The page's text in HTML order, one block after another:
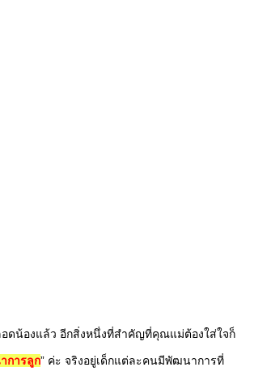
ดน้องแล้ว อีกสิ่งหนึ่งที่สำคัญที่คุณแม่ต้องใส่ใจก็
การลูก” ค่ะ จริงอยู่เด็กแต่ละคนมีพัฒนาการที่